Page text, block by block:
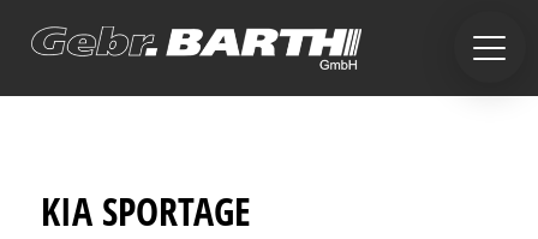
KIA SPORTAGE